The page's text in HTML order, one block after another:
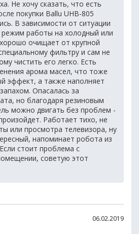
Не хочу сказать, что есть
покупки Ballu UHB-805
В зависимости от ситуации
работы на холодный или
очищает от крупной
фильтру и сам не
чистить его легко. Есть
арома масел, что тоже
эффект, а также наполняет
Опасалась за
но благодаря резиновым
можно двигать без проблем -
Работает тихо, не
или просмотра телевизора, ну
напоминает робота из
стоит проблема с
советую этот
06.02.2019